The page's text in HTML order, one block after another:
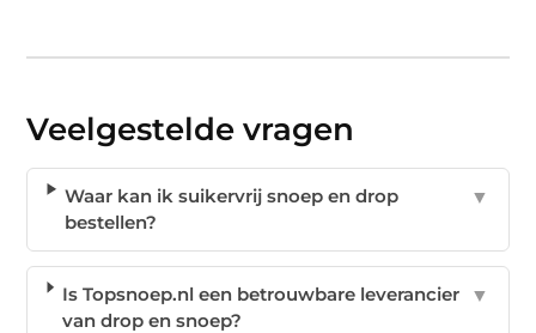
Veelgestelde vragen
Waar kan ik suikervrij snoep en drop
bestellen?
▼
Is Topsnoep.nl een betrouwbare leverancier
van drop en snoep?
▼